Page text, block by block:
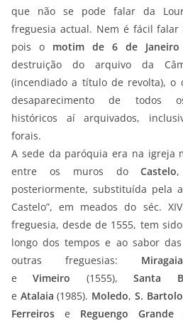
que não se pode falar da
freguesia actual. Nem é fácil
pois o motim de 6 de Janeiro
destruição do arquivo da
(incendiado a título de revolta), o
desaparecimento de todos
históricos aí arquivados,
forais.
A sede da paróquia era na igreja
entre os muros doCastelo
posteriormente, substituída pela
Castelo”, em meados do séc.
freguesia, desde de 1555, tem
longo dos tempos e ao sabor
outras freguesias: Miragaia
eVimeiro (1555),Santa
e Atalaia (1985). Moledo, S.
Ferreiros e Reguengo Grande